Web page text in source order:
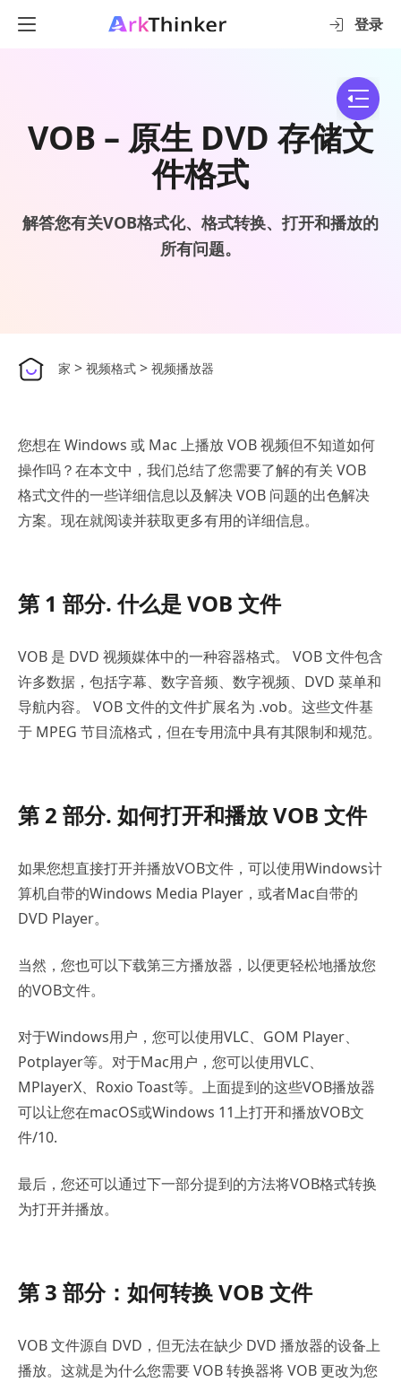
登录
VOB – 原生 DVD 存储文
件格式
解答您有关VOB格式化、格式转换、打开和播放的
所有问题。
家 > 视频格式 > 视频播放器
您想在 Windows 或 Mac 上播放 VOB 视频但不知道如何
操作吗？在本文中，我们总结了您需要了解的有关 VOB
格式文件的一些详细信息以及解决 VOB 问题的出色解决
方案。现在就阅读并获取更多有用的详细信息。
第 1 部分. 什么是 VOB 文件
VOB 是 DVD 视频媒体中的一种容器格式。 VOB 文件包含
许多数据，包括字幕、数字音频、数字视频、DVD 菜单和
导航内容。 VOB 文件的文件扩展名为 .vob。这些文件基
于 MPEG 节目流格式，但在专用流中具有其限制和规范。
第 2 部分. 如何打开和播放 VOB 文件
如果您想直接打开并播放VOB文件，可以使用Windows计
算机自带的Windows Media Player，或者Mac自带的
DVD Player。
当然，您也可以下载第三方播放器，以便更轻松地播放您
的VOB文件。
对于Windows用户，您可以使用VLC、GOM Player、
Potplayer等。对于Mac用户，您可以使用VLC、
MPlayerX、Roxio Toast等。上面提到的这些VOB播放器
可以让您在macOS或Windows 11上打开和播放VOB文
件/10.
最后，您还可以通过下一部分提到的方法将VOB格式转换
为打开并播放。
第 3 部分：如何转换 VOB 文件
VOB 文件源自 DVD，但无法在缺少 DVD 播放器的设备上
播放。这就是为什么您需要 VOB 转换器将 VOB 更改为您